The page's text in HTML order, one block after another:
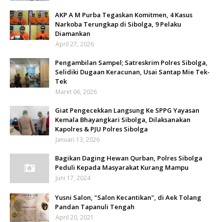
AKP A M Purba Tegaskan Komitmen, 4 Kasus
Narkoba Terungkap di Sibolga, 9 Pelaku
Diamankan
April 27, 2026
Pengambilan Sampel; Satreskrim Polres Sibolga,
Selidiki Dugaan Keracunan, Usai Santap Mie Tek-
Tek
Maret 06, 2026
Giat Pengecekkan Langsung Ke SPPG Yayasan
Kemala Bhayangkari Sibolga, Dilaksanakan
Kapolres & PJU Polres Sibolga
Januari 13, 2026
Bagikan Daging Hewan Qurban, Polres Sibolga
Peduli Kepada Masyarakat Kurang Mampu
Juni 17, 2024
Yusni Salon, "Salon Kecantikan", di Aek Tolang
Pandan Tapanuli Tengah
April 20, 2021